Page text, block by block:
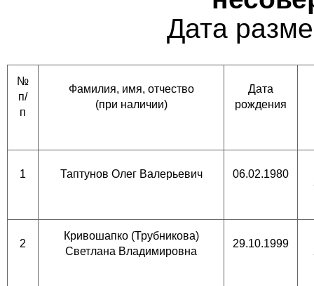
Дата
№
п/
п
Фамилия, имя, отчество
(при наличии)
Дата
рождения
1 Таптунов Олег Валерьевич 06.02.1980
2
Кривошапко (Трубникова)
Светлана Владимировна
29.10.1999